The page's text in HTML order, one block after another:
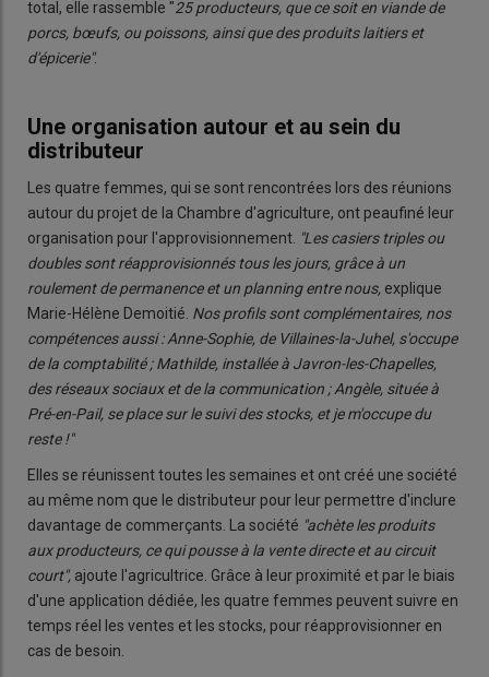
total, elle rassemble "25 producteurs, que ce soit en viande de
porcs, bœufs, ou poissons, ainsi que des produits laitiers et
d'épicerie".
Une organisation autour et au sein du
distributeur
Les quatre femmes, qui se sont rencontrées lors des réunions
autour du projet de la Chambre d'agriculture, ont peaufiné leur
organisation pour l'approvisionnement. "Les casiers triples ou
doubles sont réapprovisionnés tous les jours, grâce à un
roulement de permanence et un planning entre nous, explique
Marie-Hélène Demoitié. Nos profils sont complémentaires, nos
compétences aussi : Anne-Sophie, de Villaines-la-Juhel, s'occupe
de la comptabilité ; Mathilde, installée à Javron-les-Chapelles,
des réseaux sociaux et de la communication ; Angèle, située à
Pré-en-Pail, se place sur le suivi des stocks, et je m'occupe du
reste !"
Elles se réunissent toutes les semaines et ont créé une société
au même nom que le distributeur pour leur permettre d'inclure
davantage de commerçants. La société "achète les produits
aux producteurs, ce qui pousse à la vente directe et au circuit
court", ajoute l'agricultrice. Grâce à leur proximité et par le biais
d'une application dédiée, les quatre femmes peuvent suivre en
temps réel les ventes et les stocks, pour réapprovisionner en
cas de besoin.